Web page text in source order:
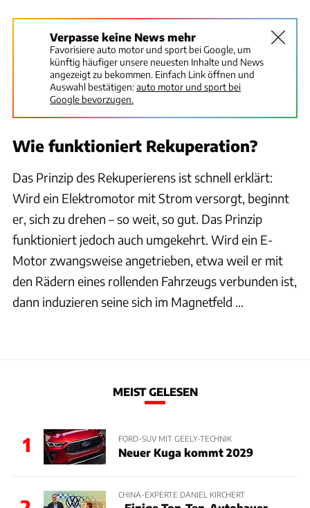
Verpasse keine News mehr
Favorisiere auto motor und sport bei Google, um
künftig häufiger unsere neuesten Inhalte und News
angezeigt zu bekommen. Einfach Link öffnen und
Auswahl bestätigen:auto motor und sport bei
Google bevorzugen.
Wie funktioniert Rekuperation?
Das Prinzip des Rekuperierens ist schnell erklärt:
Wird ein Elektromotor mit Strom versorgt, beginnt
er, sich zu drehen – so weit, so gut. Das Prinzip
funktioniert jedoch auch umgekehrt. Wird ein E-
Motor zwangsweise angetrieben, etwa weil er mit
den Rädern eines rollenden Fahrzeugs verbunden ist,
dann induzieren seine sich im Magnetfeld ...
MEIST GELESEN
1 FORD-SUV MIT GEELY-TECHNIK
Neuer Kuga kommt 2029
CHINA-EXPERTE DANIEL KIRCHERT